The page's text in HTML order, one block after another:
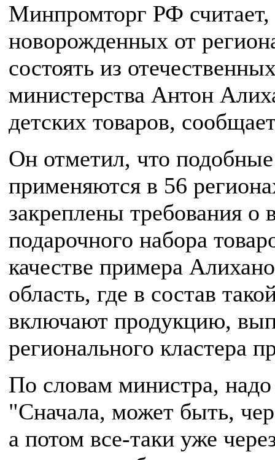
Минпромторг РФ
новорожденных от
состоять из
министерства Антон
детских товаров,
Он отметил, что подобные
применяются в 56
закреплены требования о
подарочного набора
качестве примера
область, где в состав
включают продукцию,
регионального кластера
По словам министра,
"Сначала, может быть,
а потом все-таки уже